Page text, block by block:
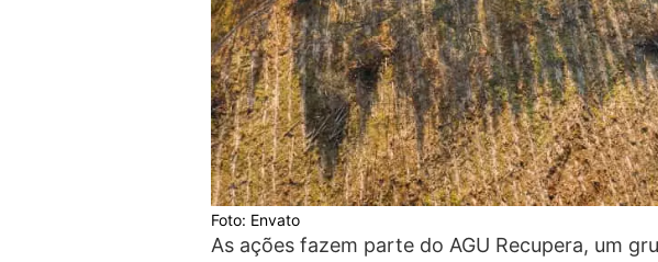
Foto: Envato
As ações fazem parte do AGU Recupera, um